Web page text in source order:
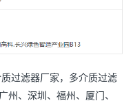
过滤器厂家，多介质过滤
、深圳、福州、厦门、